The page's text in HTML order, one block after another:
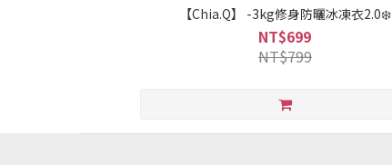
【Chia.Q】 -3kg修身防曬冰凍衣2.0❄️
NT$699
NT$799